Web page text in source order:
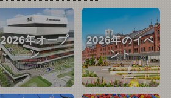
2026年オープ
ン
2026年のイベ
ント